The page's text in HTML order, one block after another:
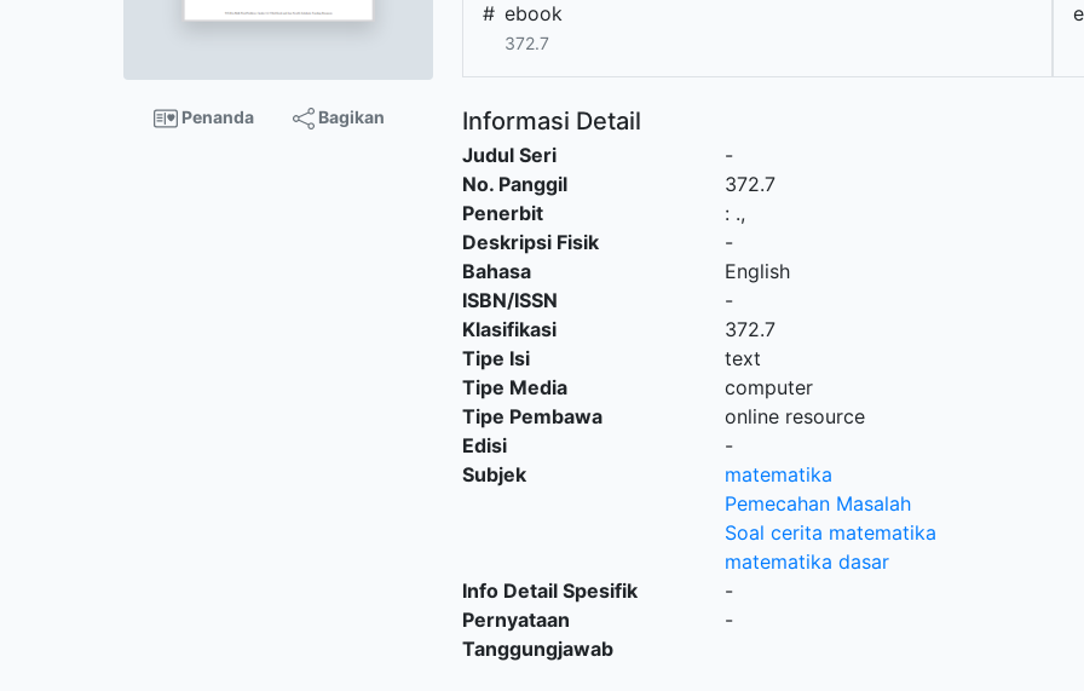
Penanda Bagikan
# ebook
372.7
Informasi Detail
Judul Seri
-
No. Panggil
372.7
Penerbit
: .,
Deskripsi Fisik
-
Bahasa
English
ISBN/ISSN
-
Klasifikasi
372.7
Tipe Isi
text
Tipe Media
computer
Tipe Pembawa
online resource
Edisi
-
Subjek
matematika
Pemecahan Masalah
Soal cerita matematika
matematika dasar
Info Detail Spesifik
-
Pernyataan
Tanggungjawab
-